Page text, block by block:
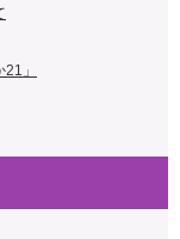
」